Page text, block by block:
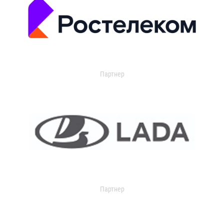
Партнер
Партнер